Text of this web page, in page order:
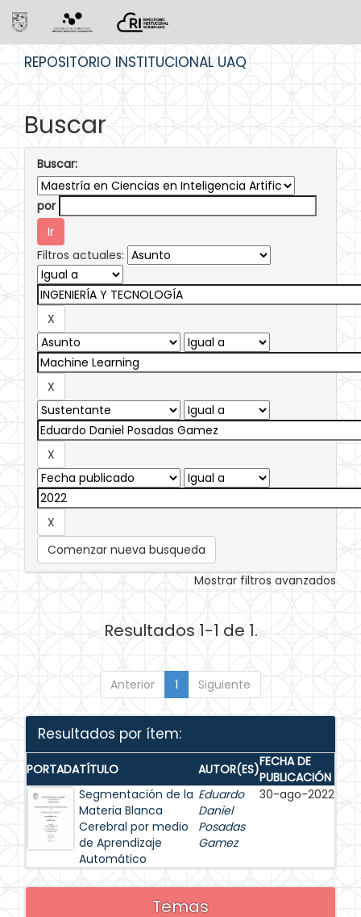
REPOSITORIO INSTITUCIONAL UAQ
Buscar
Buscar:
por
Filtros actuales:
Comenzar nueva busqueda
Mostrar filtros avanzados
Resultados 1-1 de 1.
Anterior 1 Siguiente
Resultados por ítem:
PORTADATÍTULO AUTOR(ES)FECHA DE
PUBLICACIÓN
Segmentación de la
Materia Blanca
Cerebral por medio
de Aprendizaje
Automático
Eduardo
Daniel
Posadas
Gamez
30-ago-2022
Temas